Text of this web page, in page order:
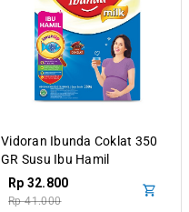
Vidoran Ibunda Coklat 350
GR Susu Ibu Hamil
Rp 32.800
Rp 41.000